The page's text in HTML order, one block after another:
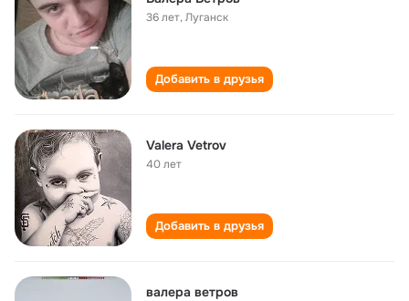
36 лет,Луганск
Добавить в друзья
Valera Vetrov
40 лет
Добавить в друзья
валера ветров